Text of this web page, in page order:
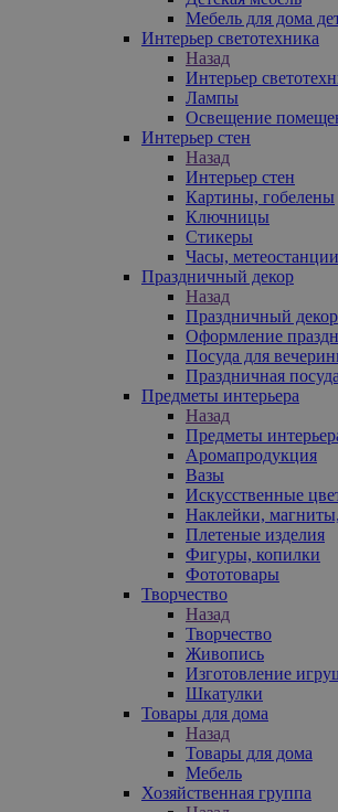
Мебель для дома
Интерьер светотехника
Назад
Интерьер
Лампы
Освещение
Интерьер стен
Назад
Интерьер стен
Картины, гобелены
Ключницы
Стикеры
Часы,
Праздничный декор
Назад
Праздничный декор
Оформление
Посуда для
Праздничная посуда
Предметы интерьера
Назад
Предметы
Аромапродукция
Вазы
Искусственные
Наклейки,
Плетеные изделия
Фигуры, копилки
Фототовары
Творчество
Назад
Творчество
Живопись
Изготовление
Шкатулки
Товары для дома
Назад
Товары для дома
Мебель
Хозяйственная группа